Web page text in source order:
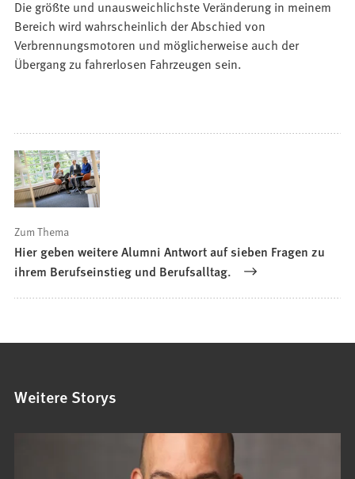
Die größte und unausweichlichste Veränderung in meinem
Bereich wird wahrscheinlich der Abschied von
Verbrennungsmotoren und möglicherweise auch der
Übergang zu fahrerlosen Fahrzeugen sein.
Zum Thema
Hier geben weitere Alumni Antwort auf sieben Fragen zu
ihrem Berufseinstieg und Berufsalltag.
Weitere Storys